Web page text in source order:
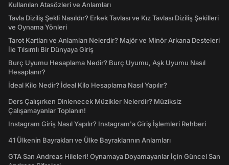
Kullanılan Atasözleri ve Anlamları
Tavla Diziliş Şekli Nasıldır? Erkek Tavlası ve Kız Tavlası Diziliş Şekilleri
ve Oynama Yönleri
Tarot Kartları ve Anlamları Nelerdir? Majör ve Minör Arkana Desteleri
İle Tılsımlı Bir Dünyaya Giriş
Burç Uyumu Hesaplama Nedir? Burç Uyumu, Aşk Uyumu Nasıl
Hesaplanır?
İdeal Kilo Nedir? İdeal Kilo Hesaplama Nasıl Yapılır?
Ders Çalışırken Dinlenecek Müzikler Nelerdir? Müziksiz
Çalışamayanlar Toplanın!
Instagram Giriş Nasıl Yapılır? Instagram'a Giriş İşlemleri Rehberi
41 Ülkenin Bayrakları ve Ülke Bayraklarının Anlamları
GTA San Andreas Hileleri! Oynamaya Doyamayanlar İçin Güncel San